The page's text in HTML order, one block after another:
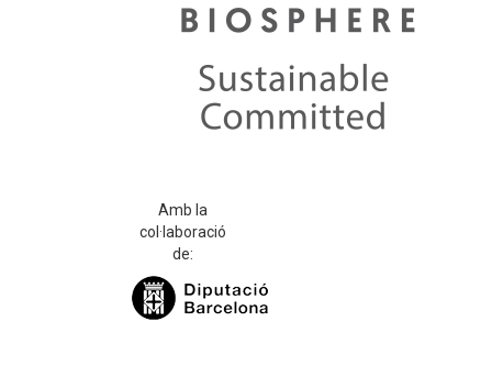
Amb la
col·laboració
de: